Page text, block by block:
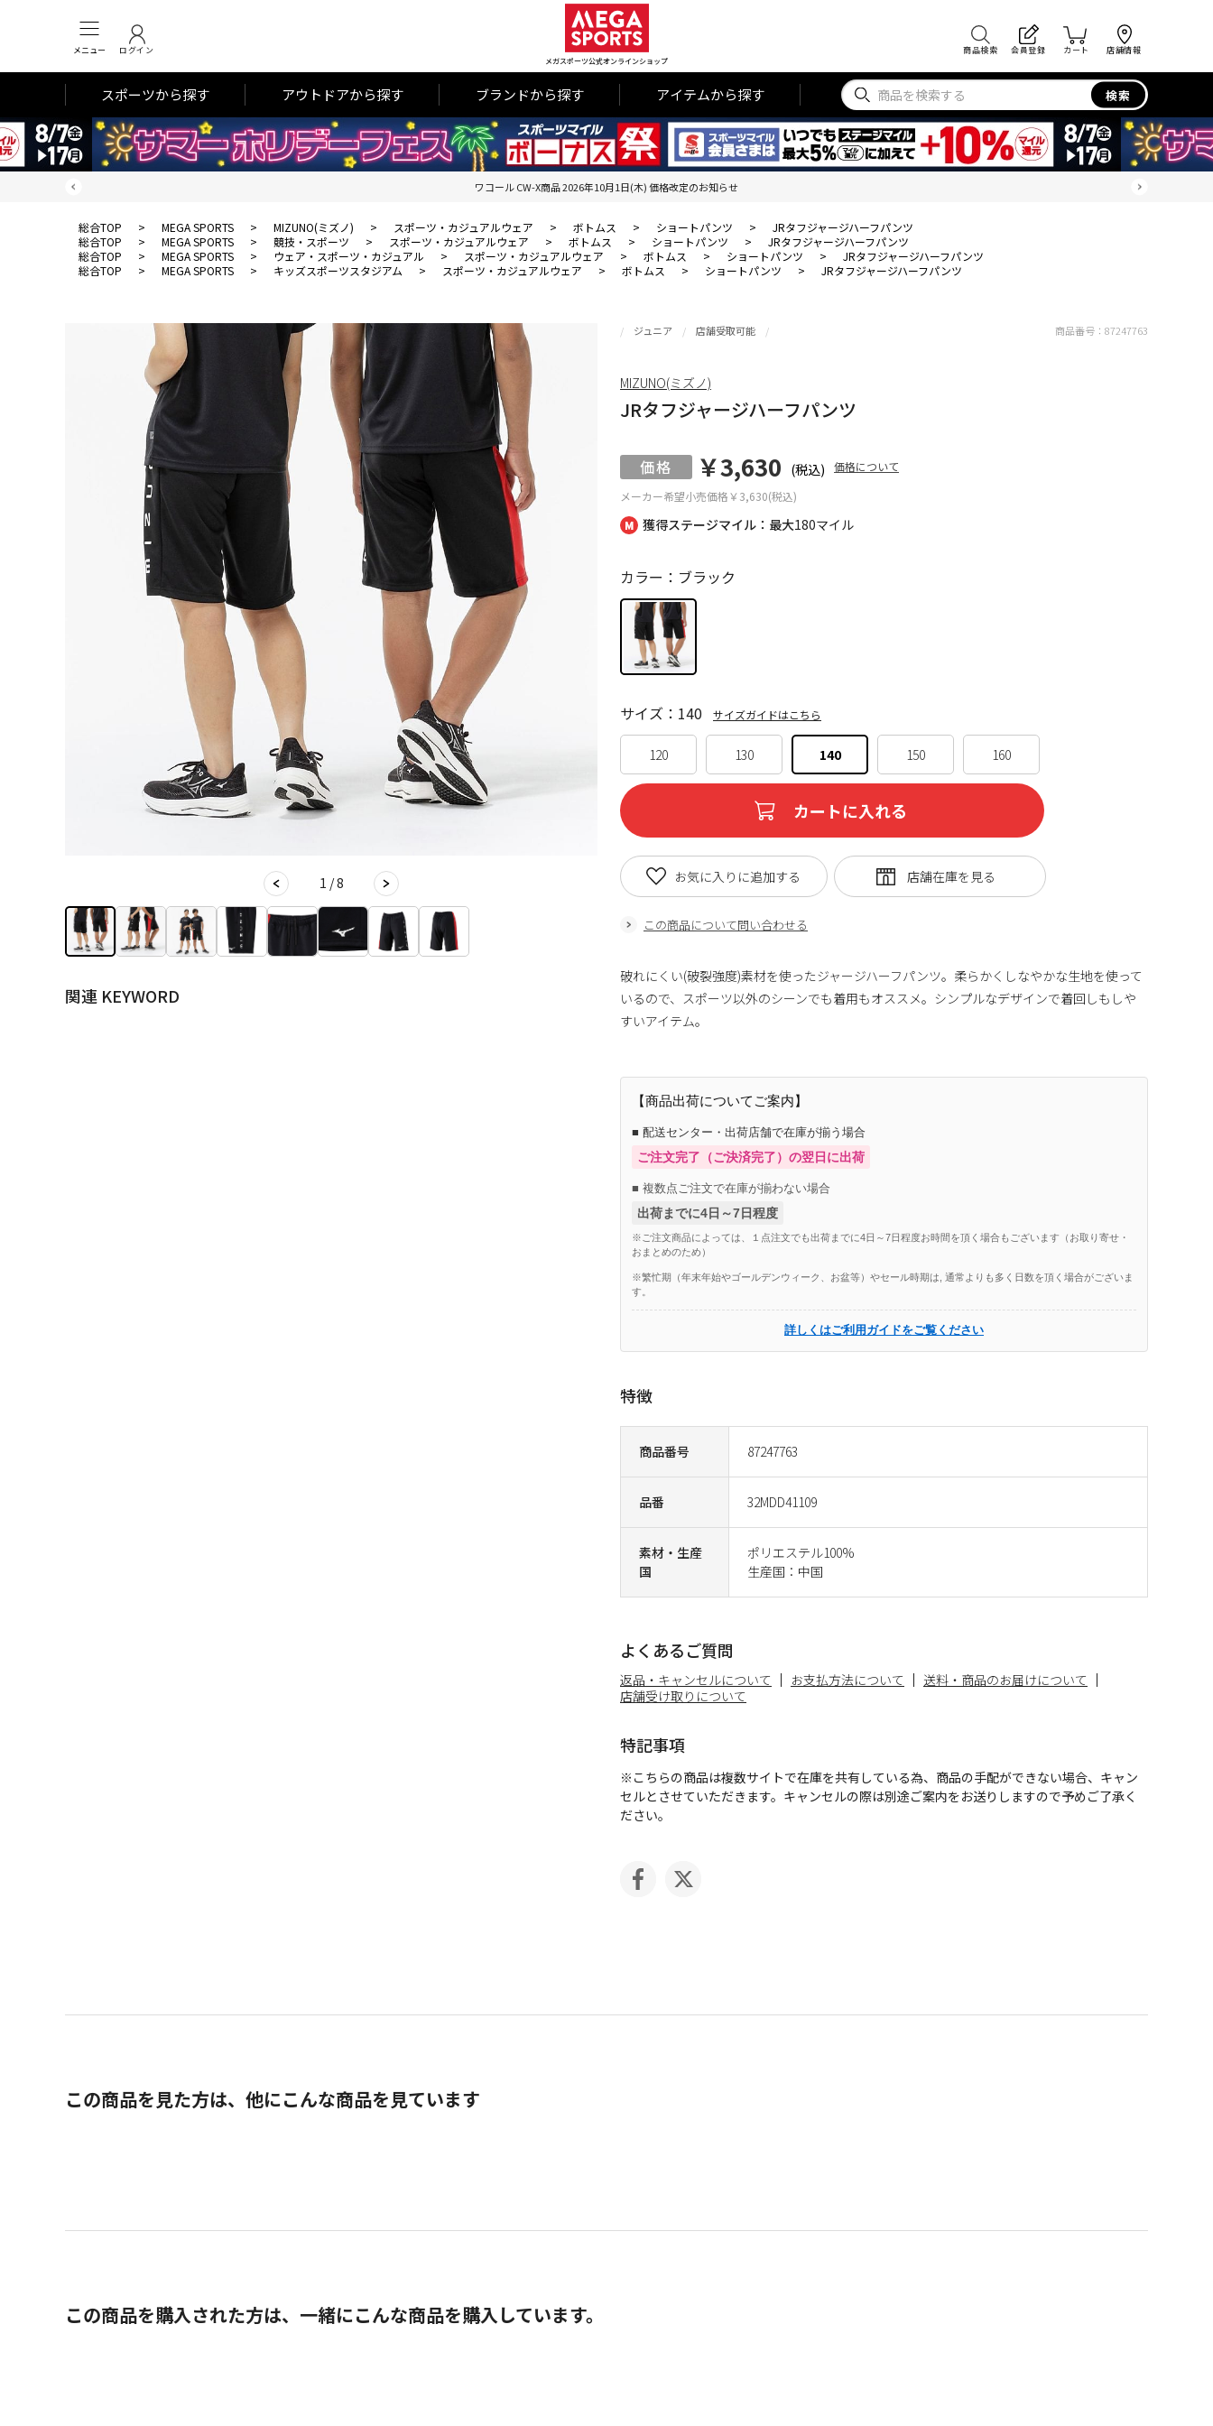
メニュー ログイン
メガスポーツ公式オンラインショップ
商品検索 会員登録 カート 店舗情報
スポーツから探す アウトドアから探す ブランドから探す アイテムから探す 検索
ワコール CW-X商品 2026年10月1日(木) 価格改定のお知らせ
総合TOP > MEGA SPORTS > MIZUNO(ミズノ) > スポーツ・カジュアルウェア > ボトムス > ショートパンツ >
JRタフジャージハーフパンツ
総合TOP
> MEGA SPORTS > 競技・スポーツ > スポーツ・カジュアルウェア > ボトムス > ショートパンツ >
JRタフジャージハーフパンツ
総合TOP
> MEGA SPORTS > ウェア・スポーツ・カジュアル > スポーツ・カジュアルウェア > ボトムス > ショートパンツ >
JRタフジャージハーフパンツ
総合TOP
> MEGA SPORTS > キッズスポーツスタジアム > スポーツ・カジュアルウェア > ボトムス > ショートパンツ > JRタフジャージハーフパンツ
1 / 8
関連 KEYWORD
獲得ステージマイル：最大180マイル
ジュニア 店舗受取可能
JRタフジャージハーフパンツ
メーカー希望小売価格￥3,630(税込)
￥3,630 (税込) 価格について
商品番号 87247763
品番 32MDD41109
素材・生産
国
ポリエステル100%
生産国：中国
カラー：ブラック
120 130 140 150 160
サイズ：140 サイズガイドはこちら
カートに入れる
この商品について問い合わせる
お気に入りに追加する
商品番号： 87247763
MIZUNO(ミズノ)
破れにくい(破裂強度)素材を使ったジャージハーフパンツ。柔らかくしなやかな生地を使って
いるので、スポーツ以外のシーンでも着用もオススメ。シンプルなデザインで着回しもしや
すいアイテム。
【商品出荷についてご案内】
■ 配送センター・出荷店舗で在庫が揃う場合
ご注文完了（ご決済完了）の翌日に出荷
■ 複数点ご注文で在庫が揃わない場合
出荷までに4日～7日程度
※ご注文商品によっては、１点注文でも出荷までに4日～7日程度お時間を頂く場合もございます（お取り寄せ・
おまとめのため）
※繁忙期（年末年始やゴールデンウィーク、お盆等）やセール時期は, 通常よりも多く日数を頂く場合がございま
す。
詳しくはご利用ガイドをご覧ください
特徴
よくあるご質問
返品・キャンセルについて お支払方法について
送料・商品のお届けについて
店舗受け取りについて
特記事項
※こちらの商品は複数サイトで在庫を共有している為、商品の手配ができない場合、キャン
セルとさせていただきます。キャンセルの際は別途ご案内をお送りしますので予めご了承く
ださい。
この商品を見た方は、他にこんな商品を見ています
この商品を購入された方は、一緒にこんな商品を購入しています。